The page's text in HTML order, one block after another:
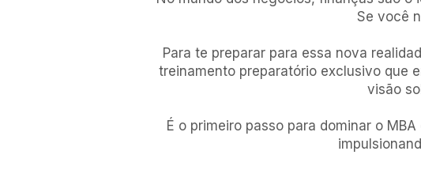
Se você
Para te preparar para essa nova
treinamento preparatório exclusivo que
visão
É o primeiro passo para dominar o